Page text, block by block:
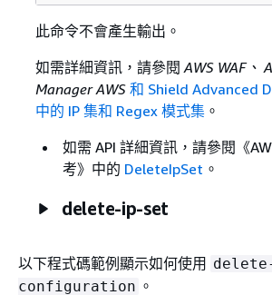
此命令不會產生輸出。
如需詳細資訊，請參閱AWS WAF、
Manager AWS 和 Shield Advanced
中的 IP 集和 Regex 模式集。
如需 API 詳細資訊，請參閱《
考》 中的 DeleteIpSet 。
delete-ip-set
以下程式碼範例顯示如何使用
configuration 。